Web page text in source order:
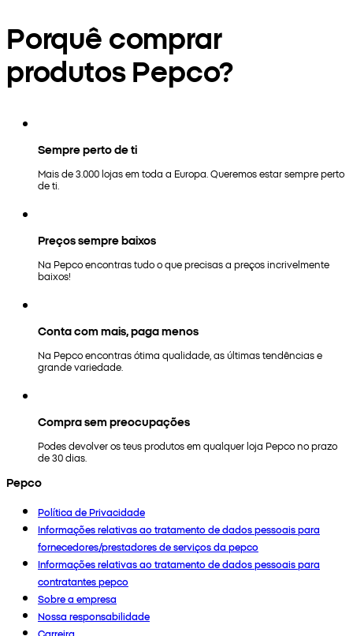
Porquê comprar
produtos Pepco?
Sempre perto de ti
Mais de 3.000 lojas em toda a Europa. Queremos estar sempre perto
de ti.
Preços sempre baixos
Na Pepco encontras tudo o que precisas a preços incrivelmente
baixos!
Conta com mais, paga menos
Na Pepco encontras ótima qualidade, as últimas tendências e
grande variedade.
Compra sem preocupações
Podes devolver os teus produtos em qualquer loja Pepco no prazo
de 30 dias.
Pepco
Política de Privacidade
Informações relativas ao tratamento de dados pessoais para
fornecedores/prestadores de serviços da pepco
Informações relativas ao tratamento de dados pessoais para
contratantes pepco
Sobre a empresa
Nossa responsabilidade
Carreira